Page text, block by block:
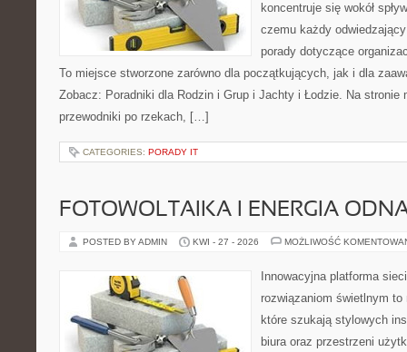
koncentruje się wokół
czemu każdy
porady dotyczące
To miejsce stworzone zarówno dla początkujących, jak i dla
Zobacz: Poradniki dla Rodzin i Grup i Jachty i Łodzie. Na stronie
przewodniki po rzekach, […]
CATEGORIES: PORADY IT
FOTOWOLTAIKA I ENERGIA
POSTED BY ADMIN KWI - 27 - 2026 MOŻLIWOŚĆ
Innowacyjna platforma
rozwiązaniom świetlnym
które szukają stylowych
biura oraz przestrzeni